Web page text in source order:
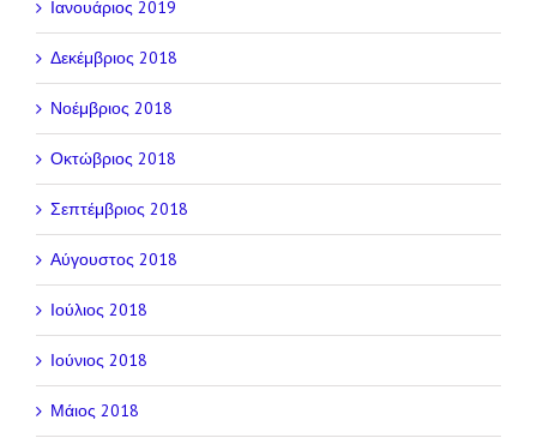
Ιανουάριος 2019
Δεκέμβριος 2018
Νοέμβριος 2018
Οκτώβριος 2018
Σεπτέμβριος 2018
Αύγουστος 2018
Ιούλιος 2018
Ιούνιος 2018
Μάιος 2018